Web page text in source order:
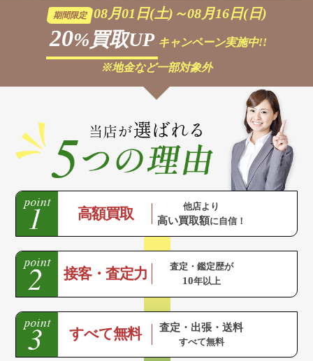
期間限定 08月01日(土)～08月16日(日)
20%買取UP キャンペーン実施中!!
※地金など一部対象外
高額買取 他店より
高い買取額に自信！
接客・査定力 査定・鑑定歴が
10年以上
すべて無料 査定・出張・送料
すべて無料